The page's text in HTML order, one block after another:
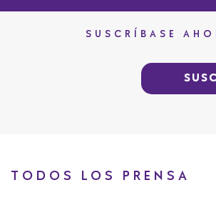
SUSCRÍBASE
TODOS LOS PRENSA